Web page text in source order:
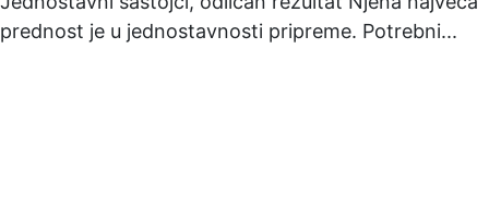
prednost je u jednostavnosti pripreme. Potrebni...